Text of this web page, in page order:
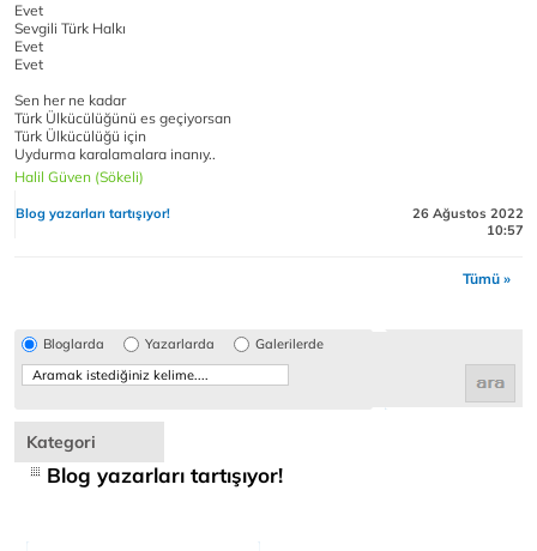
Evet
Sevgili Türk Halkı
Evet
Evet
Sen her ne kadar
Türk Ülkücülüğünü es geçiyorsan
Türk Ülkücülüğü için
Uydurma karalamalara inanıy..
Halil Güven (Sökeli)
Blog yazarları tartışıyor!
26 Ağustos 2022
10:57
Tümü »
Bloglarda Yazarlarda Galerilerde
Kategori
Blog yazarları tartışıyor!